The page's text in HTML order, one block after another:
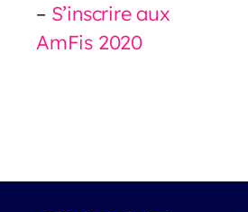
– S’inscrire aux
AmFis 2020